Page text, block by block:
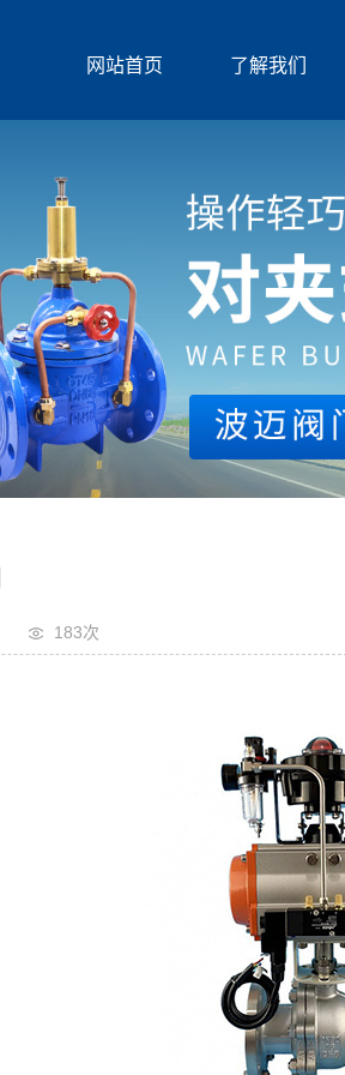
网站首页 了解我们
183次